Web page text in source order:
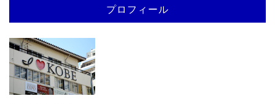
プロフィール